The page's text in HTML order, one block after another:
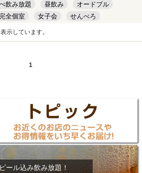
飲み放題 昼飲み
オードブル
全個室 女子会
せんべろ
デート
示しています。
1
ール込み飲み放題！